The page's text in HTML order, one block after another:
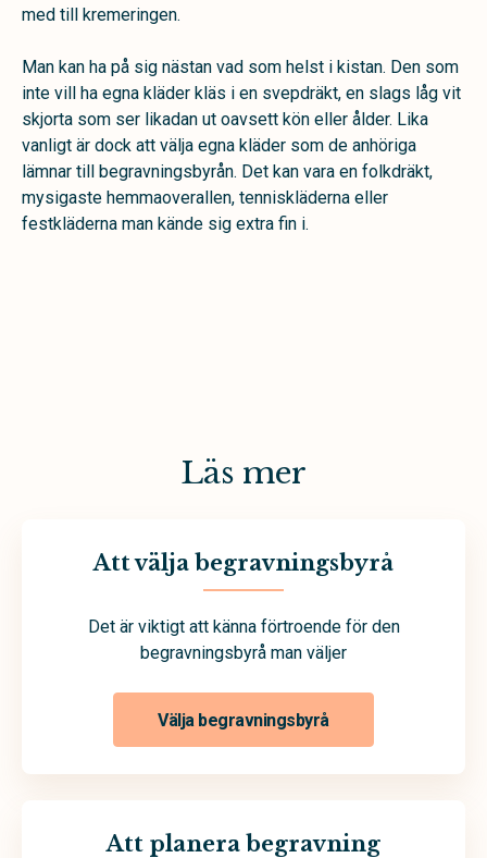
med till kremeringen.
Man kan ha på sig nästan vad som helst i kistan. Den som
inte vill ha egna kläder kläs i en svepdräkt, en slags låg vit
skjorta som ser likadan ut oavsett kön eller ålder. Lika
vanligt är dock att välja egna kläder som de anhöriga
lämnar till begravningsbyrån. Det kan vara en folkdräkt,
mysigaste hemmaoverallen, tenniskläderna eller
festkläderna man kände sig extra fin i.
Läs mer
Att välja begravningsbyrå
Det är viktigt att känna förtroende för den
begravningsbyrå man väljer
Välja begravningsbyrå
Att planera begravning